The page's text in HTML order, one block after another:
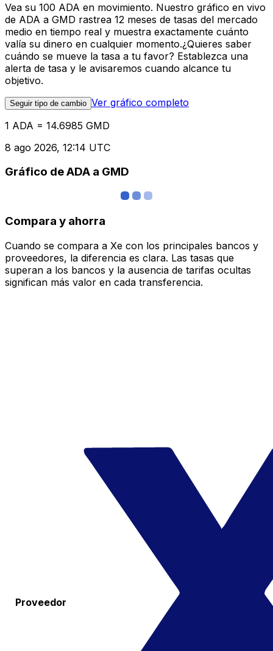
Vea su 100 ADA en movimiento. Nuestro gráfico en vivo
de ADA a GMD rastrea 12 meses de tasas del mercado
medio en tiempo real y muestra exactamente cuánto
valía su dinero en cualquier momento.¿Quieres saber
cuándo se mueve la tasa a tu favor? Establezca una
alerta de tasa y le avisaremos cuando alcance tu
objetivo.
Seguir tipo de cambio Ver gráfico completo
1 ADA = 14.6985 GMD
8 ago 2026, 12:14 UTC
Gráfico de ADA a GMD
Compara y ahorra
Cuando se compara a Xe con los principales bancos y
proveedores, la diferencia es clara. Las tasas que
superan a los bancos y la ausencia de tarifas ocultas
significan más valor en cada transferencia.
Proveedor